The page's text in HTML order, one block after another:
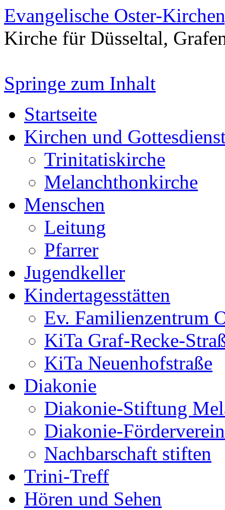
Evangelische Oster-
Kirche für Düsseltal,
Springe zum Inhalt
Startseite
Kirchen und
Trinitatiskirche
Melanchthonkirche
Menschen
Leitung
Pfarrer
Jugendkeller
Kindertagesstätten
Ev. Familienzentrum
KiTa Graf-Recke-
KiTa Neuenhofstraße
Diakonie
Diakonie-Stiftung
Diakonie-
Nachbarschaft stiften
Trini-Treff
Hören und Sehen